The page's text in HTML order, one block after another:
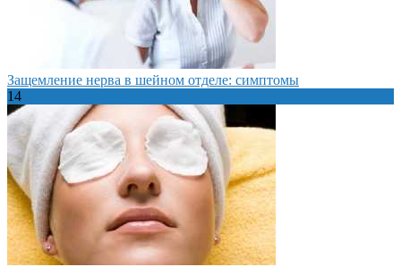
Защемление нерва в шейном отделе: симптомы
14